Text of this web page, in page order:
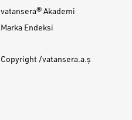
vatansera® Akademi
Marka Endeksi
Copyright /vatansera.a.ş